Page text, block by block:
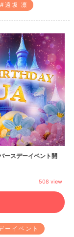
#遠坂 凛
508 view
ースデーイベント開
ーイベント